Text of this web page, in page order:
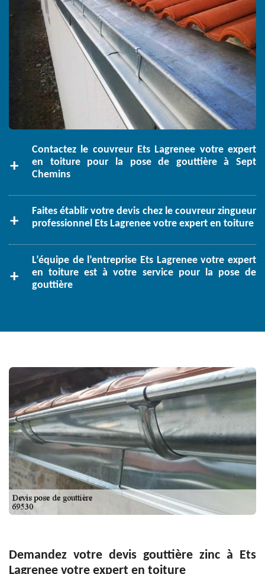
Contactez le couvreur Ets Lagrenee votre expert
en toiture pour la pose de gouttière à Sept
Chemins
Faites établir votre devis chez le couvreur zingueur
professionnel Ets Lagrenee votre expert en toiture
L’équipe de l’entreprise Ets Lagrenee votre expert
en toiture est à votre service pour la pose de
gouttière
Demandez votre devis gouttière zinc à Ets
Lagrenee votre expert en toiture